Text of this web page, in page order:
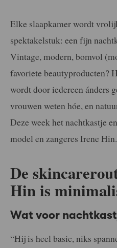
Elke slaapkamer wordt
spektakelstuk: een fijn
Vintage, modern, bomvol
favoriete beautyproducten?
wordt door iedereen ánders
vrouwen weten hóe, en
Deze week het nachtkastje
model en zangeres Irene Hin.
De
Hin is
Wat voor
“Hij is heel basic, niks